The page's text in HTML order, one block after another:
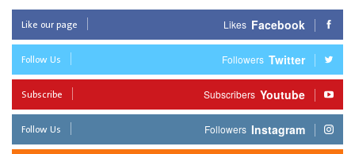
Facebook
Likes
Like our page
Twitter
Followers
Follow Us
Youtube
Subscribers
Subscribe
Instagram
Followers
Follow Us